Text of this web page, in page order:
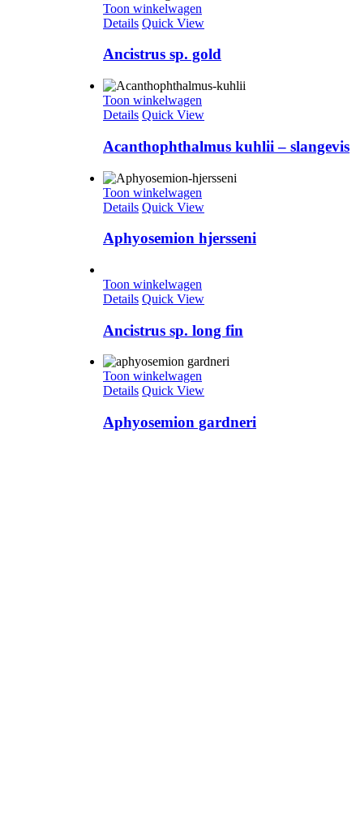
Toon winkelwagen
Details Quick View
Ancistrus sp. gold
Toon winkelwagen
Details Quick View
Acanthophthalmus kuhlii – slangevis
Toon winkelwagen
Details Quick View
Aphyosemion hjersseni
Toon winkelwagen
Details Quick View
Ancistrus sp. long fin
Toon winkelwagen
Details Quick View
Aphyosemion gardneri